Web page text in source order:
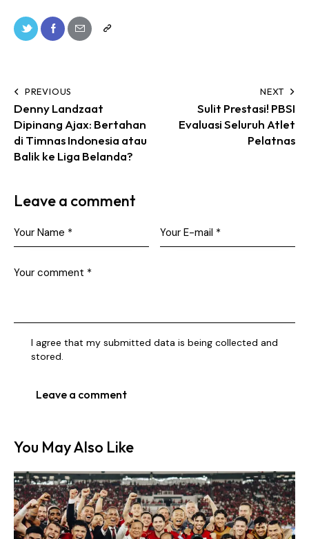
PREVIOUS
Denny Landzaat
Dipinang Ajax: Bertahan
di Timnas Indonesia atau
Balik ke Liga Belanda?
NEXT
Sulit Prestasi! PBSI
Evaluasi Seluruh Atlet
Pelatnas
Leave a comment
I agree that my submitted data is being collected and
stored.
You May Also Like